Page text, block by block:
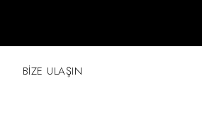
BIZE ULAŞIN